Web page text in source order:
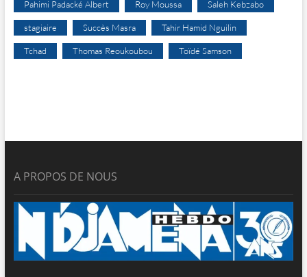
Pahimi Padacké Albert Roy Moussa Saleh Kebzabo
stagiaire Succès Masra Tahir Hamid Nguilin
Tchad Thomas Reoukoubou Toïdé Samson
A PROPOS DE NOUS